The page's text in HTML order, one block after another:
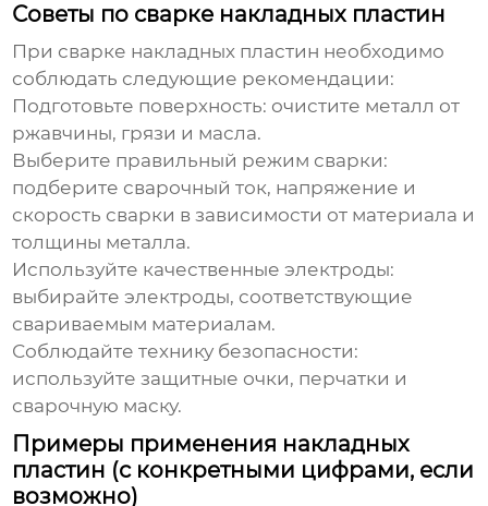
Советы по сварке накладных пластин
При сварке накладных пластин необходимо
соблюдать следующие рекомендации:
Подготовьте поверхность: очистите металл от
ржавчины, грязи и масла.
Выберите правильный режим сварки:
подберите сварочный ток, напряжение и
скорость сварки в зависимости от материала и
толщины металла.
Используйте качественные электроды:
выбирайте электроды, соответствующие
свариваемым материалам.
Соблюдайте технику безопасности:
используйте защитные очки, перчатки и
сварочную маску.
Примеры применения накладных
пластин (с конкретными цифрами, если
возможно)